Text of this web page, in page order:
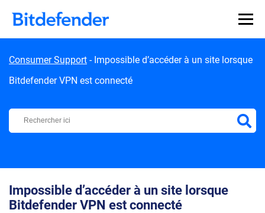
Consumer Support - Impossible d’accéder à un site lorsque
Bitdefender VPN est connecté
Centre d'Assistance Bitdefender
Impossible d’accéder à un site lorsque
Bitdefender VPN est connecté